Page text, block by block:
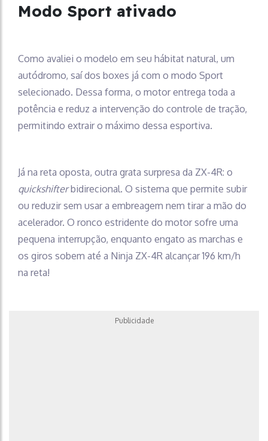
Modo Sport ativado
Como avaliei o modelo em seu hábitat natural, um
autódromo, saí dos boxes já com o modo Sport
selecionado. Dessa forma, o motor entrega toda a
potência e reduz a intervenção do controle de tração,
permitindo extrair o máximo dessa esportiva.
Já na reta oposta, outra grata surpresa da ZX-4R: o
quickshifterbidirecional. O sistema que permite subir
ou reduzir sem usar a embreagem nem tirar a mão do
acelerador. O ronco estridente do motor sofre uma
pequena interrupção, enquanto engato as marchas e
os giros sobem até a Ninja ZX-4R alcançar 196 km/h
na reta!
Publicidade